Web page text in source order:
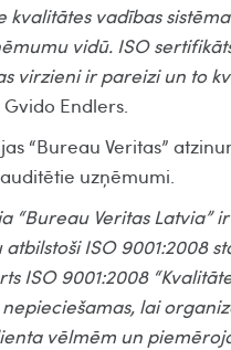
vadības
vidū. ISO
virzieni ir pareizi un to
Endlers.
“Bureau Veritas”
uzņēmumi.
“Bureau Veritas
ISO 9001:2008
ISO 9001:2008
nepieciešamas, lai
vēlmēm un